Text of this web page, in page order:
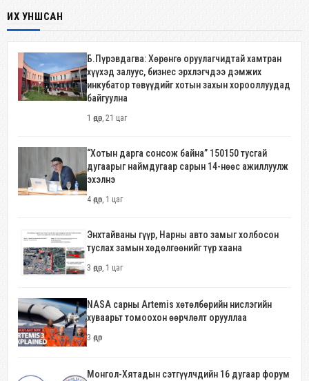
ИХ УНШСАН
Б.Пүрэвдагва: Хөрөнгө оруулагчидтай хамтран
хүүхэд залуус, бизнес эрхлэгчдээ дэмжих
инкубатор төвүүдийг хотын захын хорооллуудад
байгуулна
1 өдөр, 21 цаг
“Хотын дарга сонсож байна” 150150 тусгай
дугаарыг наймдугаар сарын 14-нөөс ажиллуулж
эхэлнэ
4 өдөр, 1 цаг
Энхтайваны гүүр, Нарны авто замыг холбосон
туслах замын хөдөлгөөнийг түр хаана
3 өдөр, 1 цаг
NASA сарны Artemis хөтөлбөрийн нислэгийн
хуваарьт томоохон өөрчлөлт орууллаа
3 өдөр
Монгол-Хятадын сэтгүүлчдийн 16 дугаар форум